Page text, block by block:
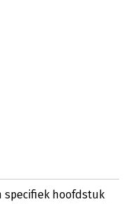
specifiek hoofdstuk